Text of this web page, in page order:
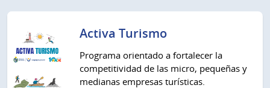
Activa Turismo
Programa orientado a fortalecer la
competitividad de las micro, pequeñas y
medianas empresas turísticas.